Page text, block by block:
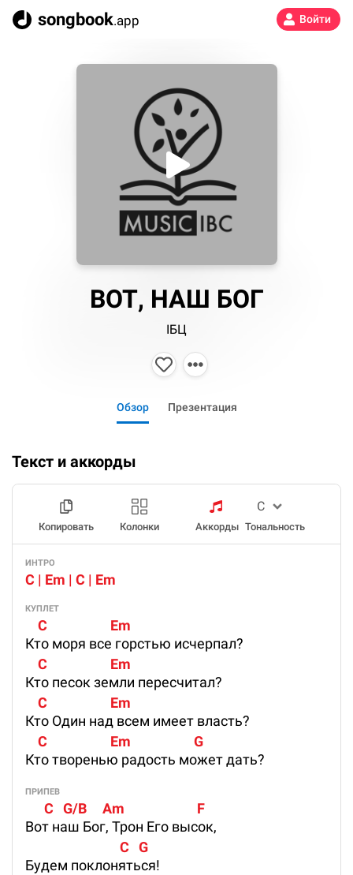
songbook.app Войти
ВОТ, НАШ БОГ
ІБЦ
Обзор Презентация
Текст и аккорды
Копировать Колонки Аккорды Тональность
ИНТРО
C | Em | C | Em
КУПЛЕТ
    C                    Em
Кто моря все горстью исчерпал?
    C                    Em
Кто песок земли пересчитал?
    C                    Em
Кто Один над всем имеет власть?
    C                    Em                    G
Кто творенью радость может дать?
ПРИПЕВ
      C   G/B     Am                       F
Вот наш Бог, Трон Его высок,
                              C   G
Будем поклоняться!